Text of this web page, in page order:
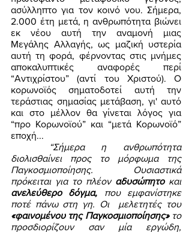
ασύλληπτο για τον κοινό νου. Σήμερα,
2.000 έτη μετά, η ανθρωπότητα βιώνει
εκ νέου αυτή την αναμονή μιας
Μεγάλης Αλλαγής, ως μαζική υστερία
αυτή τη φορά, φέρνοντας στις μνήμες
αποκαλυπτικές αναφορές περί
“Αντιχρίστου” (αντί του Χριστού). Ο
κορωνοϊός σηματοδοτεί αυτή την
τεράστιας σημασίας μετάβαση, γι' αυτό
και στο μέλλον θα γίνεται λόγος για
“προ Κορωνοϊού” και “μετά Κορωνοϊό”
εποχή...
“Σήμερα η ανθρωπότητα
διολισθαίνει προς το μόρφωμα της
Παγκοσμιοποίησης. Ουσιαστικά
πρόκειται για το πλέον αδυσώπητο
και
ανελεύθερο δόγμα, που εμφανίστηκε
ποτέ πάνω στη γη. Οι  μελετητές του
«φαινομένου της Παγκοσμιοποίησης» το